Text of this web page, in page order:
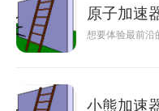
原子加速
想要体验最前沿
小熊加速